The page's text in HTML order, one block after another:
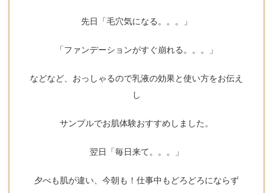
先日「毛穴気になる。。。」
「ファンデーションがすぐ崩れる。。。」
などなど、おっしゃるので乳液の効果と使い方をお伝え
し
サンプルでお肌体験おすすめしました。
翌日「毎日来て。。。」
夕べも肌が違い、今朝も！仕事中もどろどろにならず